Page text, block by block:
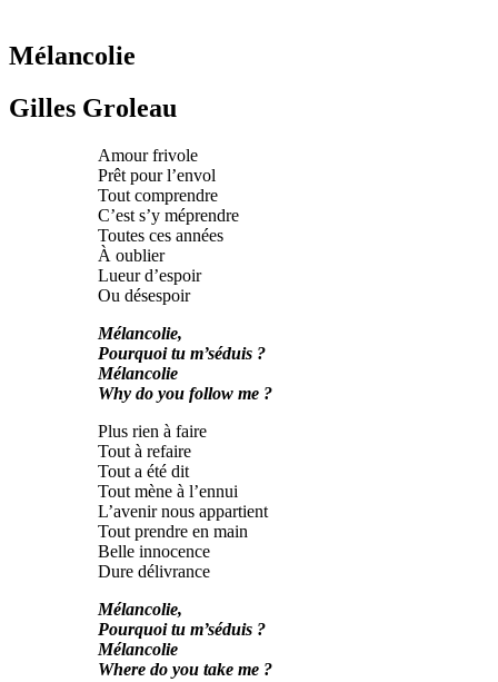
Mélancolie
Gilles Groleau
Amour frivole
Prêt pour l’envol
Tout comprendre
C’est s’y méprendre
Toutes ces années
À oublier
Lueur d’espoir
Ou désespoir
Mélancolie,
Pourquoi tu m’séduis ?
Mélancolie
Why do you follow me ?
Plus rien à faire
Tout à refaire
Tout a été dit
Tout mène à l’ennui
L’avenir nous appartient
Tout prendre en main
Belle innocence
Dure délivrance
Mélancolie,
Pourquoi tu m’séduis ?
Mélancolie
Where do you take me ?